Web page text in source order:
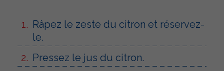
Râpez le zeste du citron et réservez-
le.
Pressez le jus du citron.